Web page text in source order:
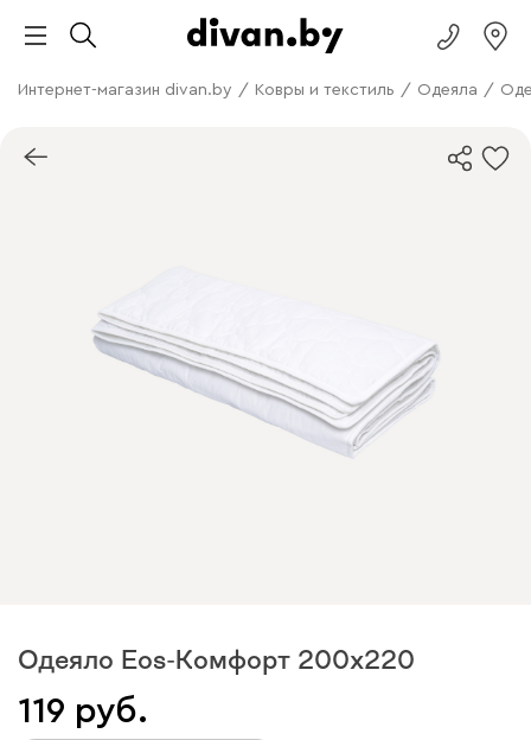
Интернет-магазин divan.by / Ковры и текстиль / Одеяла /
Одеяло Eos-Комфорт 200x220
119